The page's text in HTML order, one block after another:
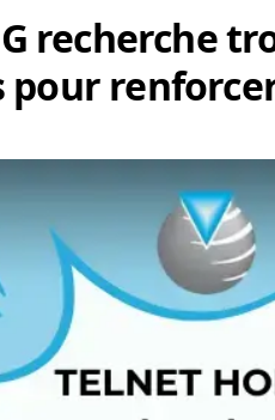
recherche